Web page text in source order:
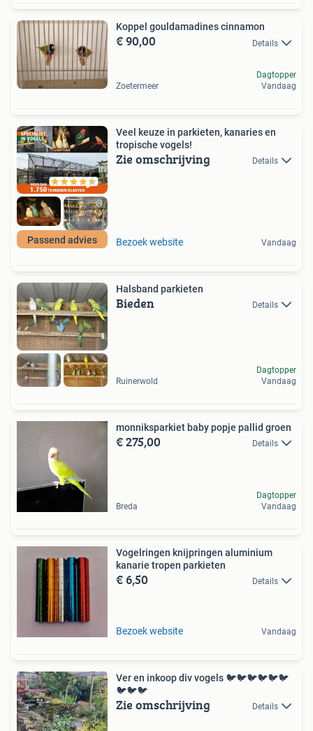
Koppel gouldamadines cinnamon
€ 90,00 Details
Zoetermeer
Dagtopper
Vandaag
Passend advies
Veel keuze in parkieten, kanaries en
tropische vogels!
Zie omschrijving Details
Bezoek website Vandaag
Halsband parkieten
Bieden Details
Ruinerwold
Dagtopper
Vandaag
monniksparkiet baby popje pallid groen
€ 275,00 Details
Breda
Dagtopper
Vandaag
Vogelringen knijpringen aluminium
kanarie tropen parkieten
€ 6,50 Details
Bezoek website Vandaag
Ver en inkoop div vogels 🐦🐦🐦🐦🐦🐦
🐦🐦🐦
Zie omschrijving Details